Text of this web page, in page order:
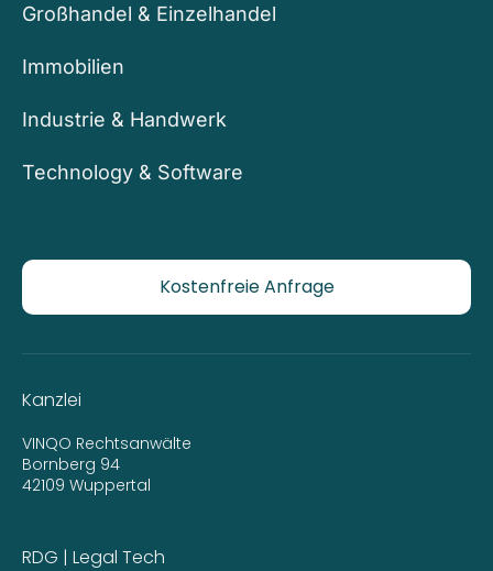
Großhandel & Einzelhandel
Immobilien
Industrie & Handwerk
Technology & Software
Kostenfreie Anfrage
Kanzlei
VINQO Rechtsanwälte
Bornberg 94
42109 Wuppertal
RDG | Legal Tech